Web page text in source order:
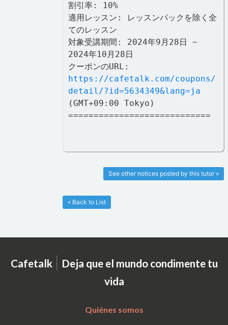
割引率: 10%
適用レッスン: レッスンパックを除く全
てのレッスン
対象受講期間: 2024年9月28日 ~
2024年10月28日
クーポンのURL:
https://cafetalk.com/coupons/
detail/?id=5634349&lang=ja
(GMT+09:00 Tokyo)
============================
See other notices posted by this tutor »
« Back to List
Cafetalk | Deja que el mundo condimente tu
vida
Quiénes somos